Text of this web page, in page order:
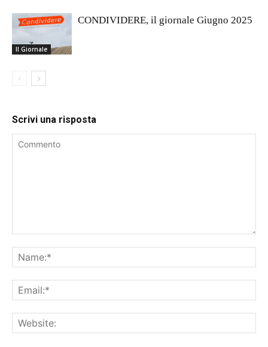
Il Giornale
CONDIVIDERE, il giornale Giugno 2025
Scrivi una risposta